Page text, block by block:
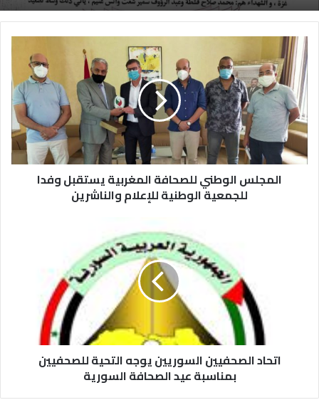
المجلس الوطني للصحافة المغربية يستقبل وفدا
للجمعية الوطنية للإعلام والناشرين
اتحاد الصحفيين السوريين يوجه التحية للصحفيين
بمناسبة عيد الصحافة السورية